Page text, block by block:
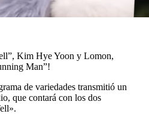
Kim Hye Yoon y Lomon,
Man”!
de variedades transmitió un
que contará con los dos